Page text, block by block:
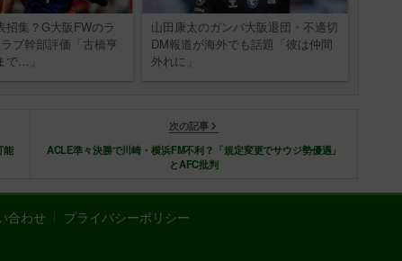
招集？G大阪FWのラ
ブ幹部評価「古橋亨
で…」
山田康太のガンバ大阪退団・不適切
DM報道が海外でも話題「彼は仲間
外れに」
能
次の記事
ACLE準々決勝で川崎・横浜FM不利？「規定変更でサウジ勢優遇」
とAFC批判
合わせ プライバシーポリシー